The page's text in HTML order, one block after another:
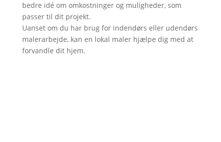
bedre idé om omkostninger og muligheder, som
passer til dit projekt.
Uanset om du har brug for indendørs eller udendørs
malerarbejde, kan en lokal maler hjælpe dig med at
forvandle dit hjem.